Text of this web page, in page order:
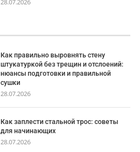
Как правильно выровнять стену
штукатуркой без трещин и отслоений:
нюансы подготовки и правильной
сушки
28.07.2026
Как заплести стальной трос: советы
для начинающих
28.07.2026